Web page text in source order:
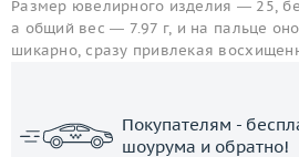
Размер ювелирного изделия — 25,
а общий вес — 7.97 г, и на пальце
шикарно, сразу привлекая
Покупателям -
шоурума и обратно!